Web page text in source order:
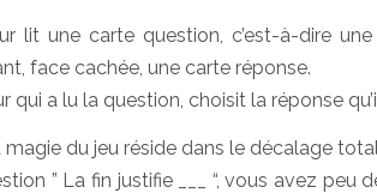
lit une carte question, c’est-à-dire
face cachée, une carte réponse.
qui a lu la question, choisit la réponse
magie du jeu réside dans le décalage
” La fin justifie ___ “, vous avez